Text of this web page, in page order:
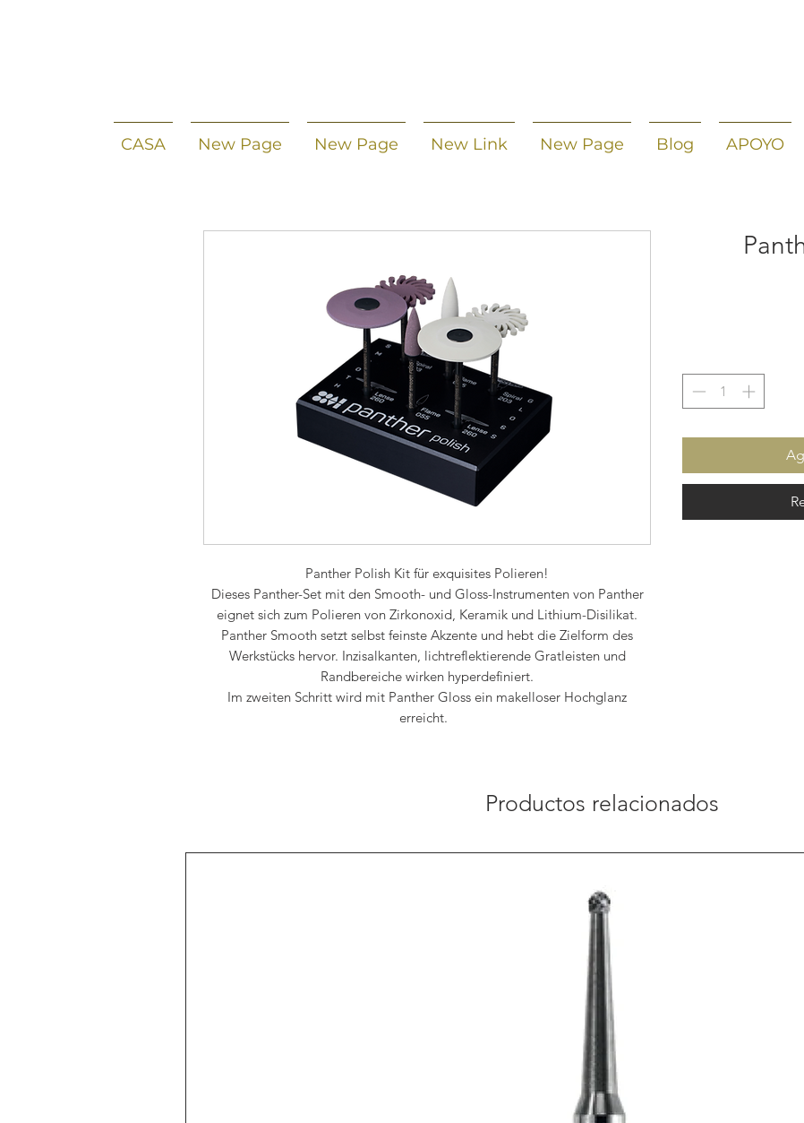
CASA New Page New Page New Link New Page Blog APOYO
Panther Polish Kit für exquisites Polieren!
Dieses Panther-Set mit den Smooth- und Gloss-Instrumenten von Panther
eignet sich zum Polieren von Zirkonoxid, Keramik und Lithium-Disilikat.
Panther Smooth setzt selbst feinste Akzente und hebt die Zielform des
Werkstücks hervor. Inzisalkanten, lichtreflektierende Gratleisten und
Randbereiche wirken hyperdefiniert.
Im zweiten Schritt wird mit Panther Gloss ein makelloser Hochglanz
erreicht.
Productos relacionados